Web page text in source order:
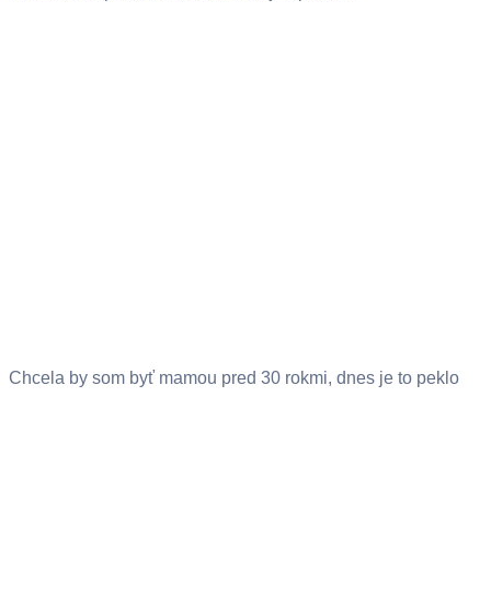
Chcela by som byť mamou pred 30 rokmi, dnes je to peklo